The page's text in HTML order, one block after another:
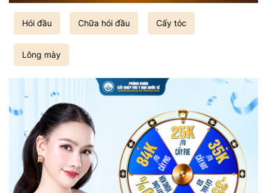
Hói đầu Chữa hói đầu Cấy tóc
Lông mày